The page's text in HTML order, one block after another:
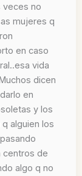
veces no
mujeres q
en caso
vida
dicen
en
y los
alguien los
centros de
algo q no